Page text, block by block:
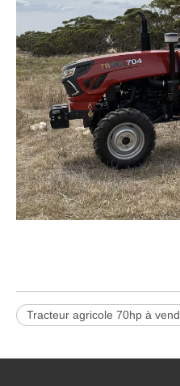
Tracteur agricole 70hp à